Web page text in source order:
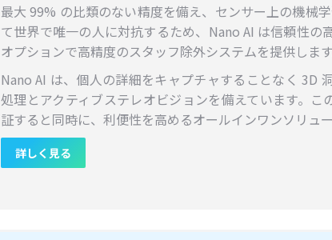
最大 99% の比類のない精度を備え、センサー上の機械
て世界で唯一の人に対抗するため、Nano AI は信頼性の
オプションで高精度のスタッフ除外システムを提供します
Nano AI は、個人の詳細をキャプチャすることなく 3D
処理とアクティブステレオビジョンを備えています。こ
証すると同時に、利便性を高めるオールインワンソリュ
詳しく見る